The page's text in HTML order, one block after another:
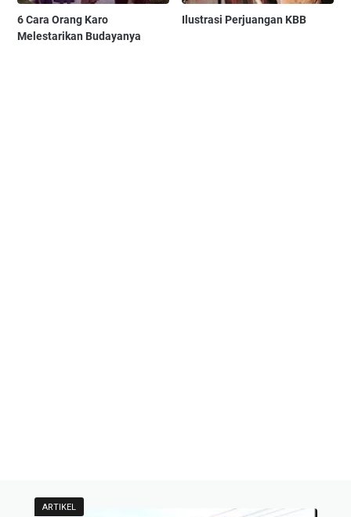
6 Cara Orang Karo
Melestarikan Budayanya
Ilustrasi Perjuangan KBB
ARTIKEL